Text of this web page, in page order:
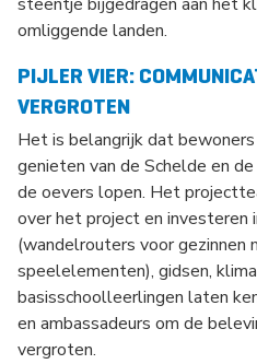
steentje bijgedragen aan het
omliggende landen.
PIJLER VIER:
VERGROTEN
Het is belangrijk dat
genieten van de Schelde en
de oevers lopen. Het
over het project en investeren
(wandelrouters voor gezinnen
speelelementen), gidsen,
basisschoolleerlingen laten
en ambassadeurs om de
vergroten.